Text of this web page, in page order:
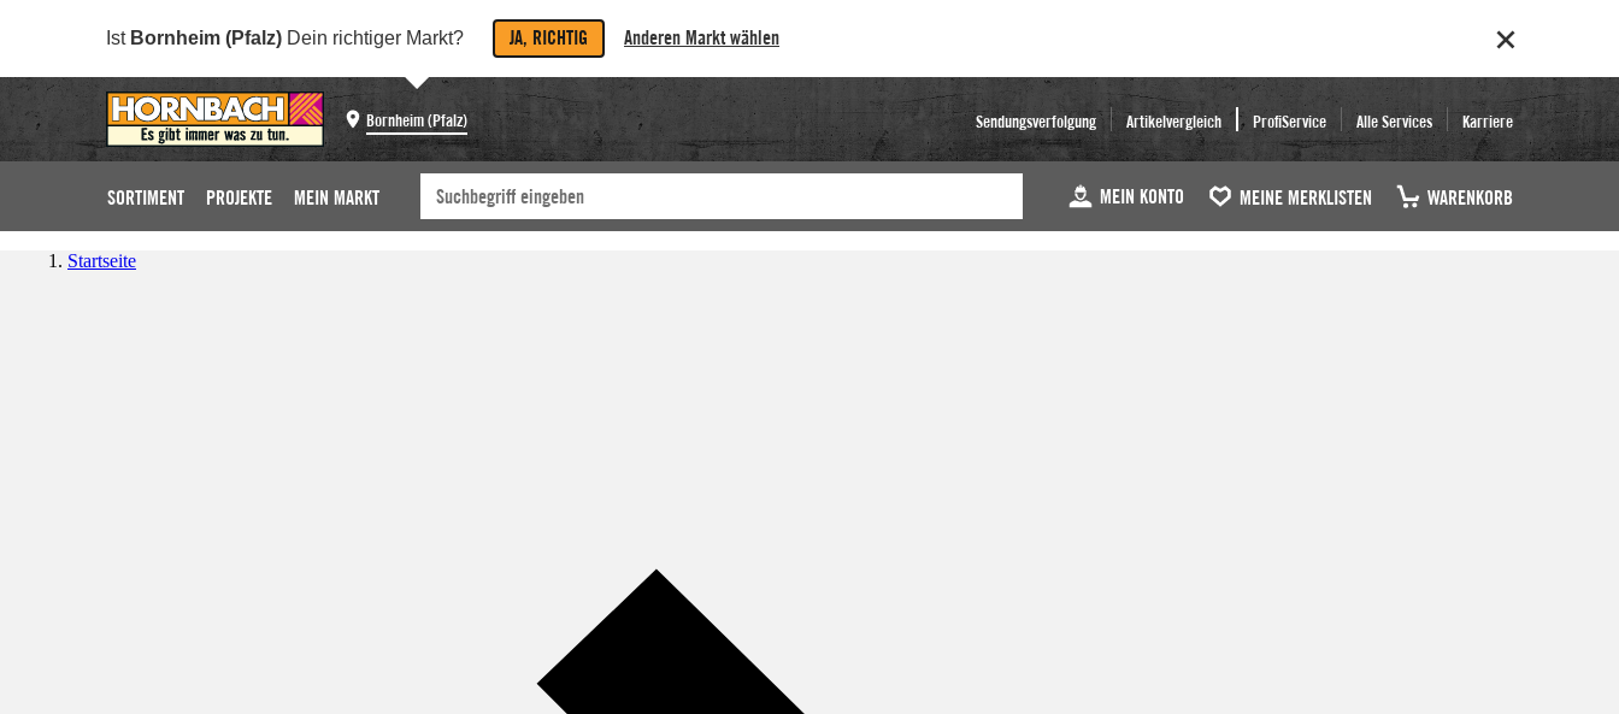
Ist Bornheim (Pfalz) Dein richtiger Markt? JA, RICHTIG Anderen Markt wählen
Bornheim (Pfalz) Sendungsverfolgung Artikelvergleich ProfiService Alle Services Karriere
SORTIMENT PROJEKTE MEIN MARKT MEIN KONTO MEINE MERKLISTEN WARENKORB
Startseite